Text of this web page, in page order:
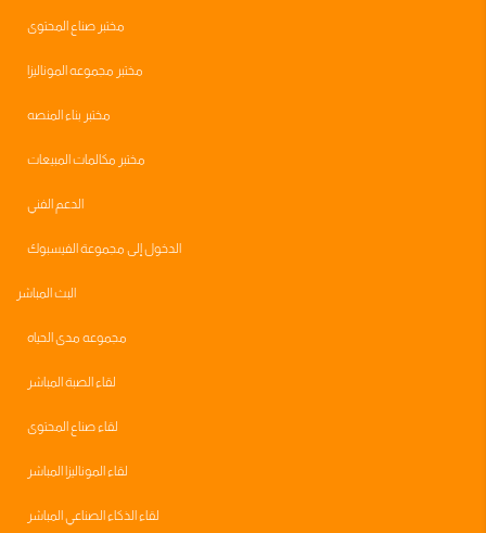
مختبر صناع المحتوى
مختبر مجموعه الموناليزا
مختبر بناء المنصه
مختبر مكالمات المبيعات
الدعم الفني
الدخول إلى مجموعة الفيسبوك
البث المباشر
مجموعه مدى الحياه
لقاء الصبة المباشر
لقاء صناع المحتوى
لقاء الموناليزا المباشر
لقاء الذكاء الصناعي المباشر